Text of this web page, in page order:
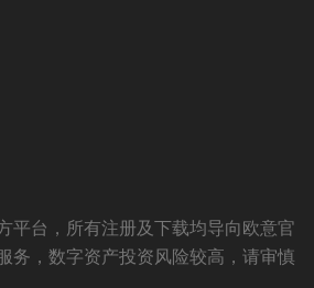
平台，所有注册及下载均导向欧意官
务，数字资产投资风险较高，请审慎